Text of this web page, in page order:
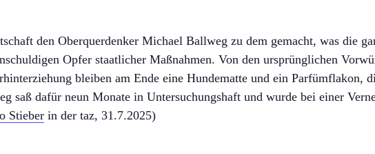
den Oberquerdenker Michael Ballweg zu dem gemacht, was die
Opfer staatlicher Maßnahmen. Von den ursprünglichen
bleiben am Ende eine Hundematte und ein Parfümflakon,
saß dafür neun Monate in Untersuchungshaft und wurde bei einer
Stieber in der taz, 31.7.2025)